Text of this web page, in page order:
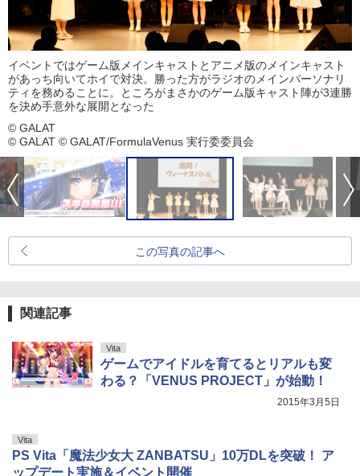
イベントではゲーム版メインキャストとアニメ版のメインキャスト
があっち向いてホイで対決。勝った方がラジオのメインパーソナリ
ティを務めることに。ところがまさかのゲーム版キャスト陣が3連勝
を決め手意外な展開となった
© GALAT
© GALAT © GALAT/FormulaVenus 実行委委員会
この写真の記事へ
関連記事
Vita
ゲームでアイドルを育てるとリアルも変
わる？「VENUS PROJECT」が始動！
2015年3月5日
Vita
PS Vita「魔法少女大 ZANBATSU」10万DLを突破！ ア
ップデート実施＆イベント開催